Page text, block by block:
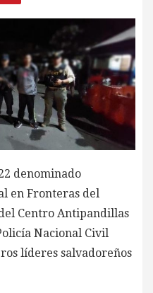
denominado
en Fronteras del
Centro Antipandillas
Nacional Civil
líderes salvadoreños